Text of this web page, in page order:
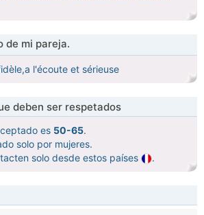
de mi pareja.
l'écoute et sérieuse
deben ser respetados
es 50-65.
solo por mujeres.
solo desde estos países
.